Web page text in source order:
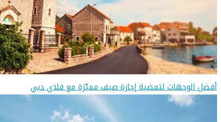
أفضل الوجهات لتمضية إجازة صيف مميّزة مع فلاي دبي